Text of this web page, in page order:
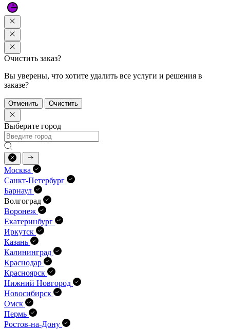
Очистить заказ?
Вы уверены, что хотите удалить все услуги и решения в
заказе?
Отменить Очистить
Выберите город
Москва
Санкт-Петербург
Барнаул
Волгоград
Воронеж
Екатеринбург
Иркутск
Казань
Калининград
Краснодар
Красноярск
Нижний Новгород
Новосибирск
Омск
Пермь
Ростов-на-Дону